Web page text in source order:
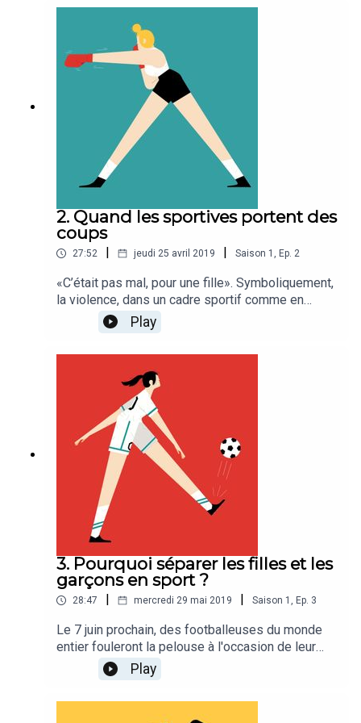
Clavien, ancienne championne de karaté devenue
bodybuildeuse, et Gianni Haver, historien et
sociologue spécialiste des images et des
médias, racontent la lente évolution des idéaux
de beauté
2. Quand les sportives portent des
coups
27:52 jeudi 25 avril 2019 Saison 1 , Ep. 2
«C’était pas mal, pour une fille». Symboliquement,
la violence, dans un cadre sportif comme en
dehors, appartient aux hommes. La boxeuse
Anaïs Kistler, cinq fois championne de Suisse, et
la sociologue Stéphanie Monay, qui travaille sur la
place des femmes dans l'armée, racontent ce que
l’usage de la force apprend aux sportives et plus
largement, aux citoyennes
Play
3. Pourquoi séparer les filles et les
garçons en sport ?
28:47 mercredi 29 mai 2019 Saison 1 , Ep. 3
Le 7 juin prochain, des footballeuses du monde
entier fouleront la pelouse à l'occasion de leur
Coupe du Monde. L'occasion de se demander
comment et pourquoi une compétition mixte, au
cours de laquelle hommes et femmes joueraient
ensemble, nous semble si difficile à envisager.
Play